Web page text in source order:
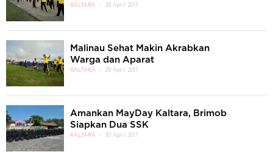
KALTARA 29 April 2017
Malinau Sehat Makin Akrabkan
Warga dan Aparat
KALTARA 29 April 2017
Amankan MayDay Kaltara, Brimob
Siapkan Dua SSK
KALTARA 30 April 2017